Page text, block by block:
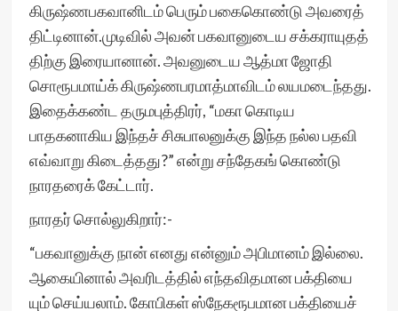
கிருஷ்ணபகவானிடம் பெரும் பகைகொண்டு அவரைத்
திட்டினான்.முடிவில் அவன் பகவானுடைய சக்கராயுதத்
திற்கு இரையானான். அவனுடைய ஆத்மா ஜோதி
சொரூபமாய்க் கிருஷ்ணபரமாத்மாவிடம் லயமடைந்தது.
இதைக்கண்ட தருமபுத்திரர், “மகா கொடிய
பாதகனாகிய இந்தச் சிசுபாலனுக்கு இந்த நல்ல பதவி
எவ்வாறு கிடைத்தது?” என்று சந்தேகங் கொண்டு
நாரதரைக் கேட்டார்.
நாரதர் சொல்லுகிறார்:-
“பகவானுக்கு நான் எனது என்னும் அபிமானம் இல்லை.
ஆகையினால் அவரிடத்தில் எந்தவிதமான பக்தியை
யும் செய்யலாம். கோபிகள் ஸ்நேகரூபமான பக்தியைச்